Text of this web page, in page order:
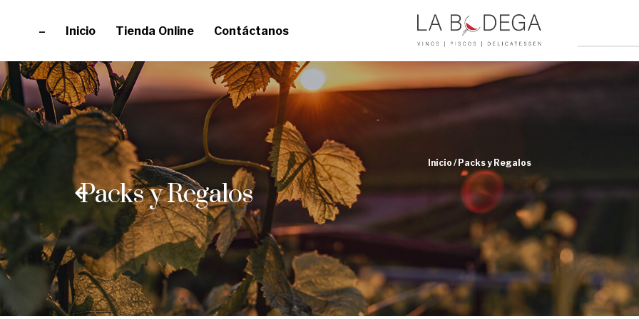
– Inicio Tienda Online Contáctanos
Inicio / Packs y Regalos
Packs y Regalos